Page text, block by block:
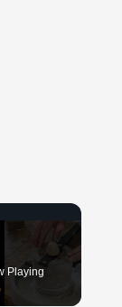
Playing